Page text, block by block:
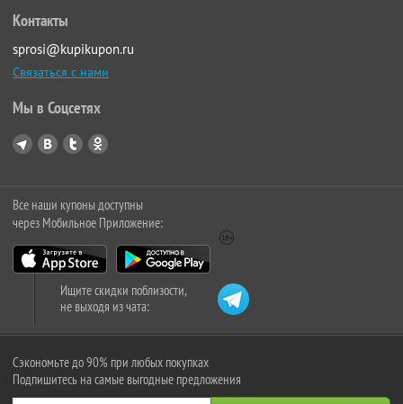
Контакты
sprosi@kupikupon.ru
Связаться с нами
Мы в Соцсетях
Все наши купоны доступны
через Мобильное Приложение:
Ищите скидки поблизости,
не выходя из чата:
Сэкономьте до 90% при любых покупках
Подпишитесь на самые выгодные предложения